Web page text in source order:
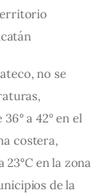
no se
a 42° en el
costera,
23°C en la zona
de la